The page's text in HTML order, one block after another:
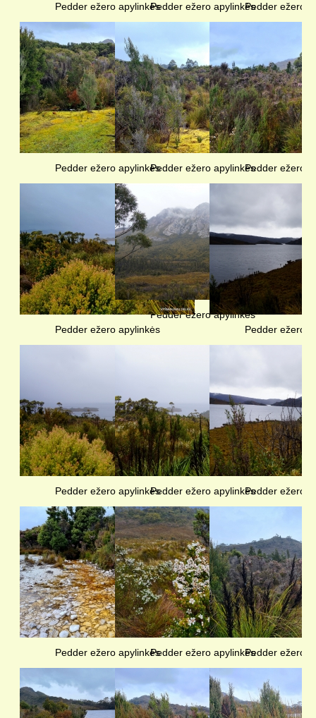
Pedder ežero apylinkėsPedder ežero apylinkėsPedder ežero
Pedder ežero apylinkėsPedder ežero apylinkėsPedder ežero
Pedder ežero apylinkės
Pedder ežero apylinkės
Pedder ežero
Pedder ežero apylinkėsPedder ežero apylinkėsPedder ežero
Pedder ežero apylinkėsPedder ežero apylinkėsPedder ežero